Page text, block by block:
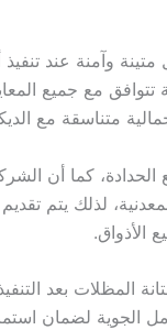
وآمنة عند
مع جميع
متناسقة مع
كما أن
لذلك يتم تقديم
الأذواق.
المظلات بعد
الجوية لضمان